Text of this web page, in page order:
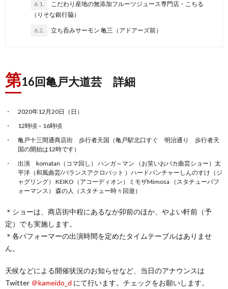
6.1.
こだわり産地の無添加フルーツジュース専門店・こちる
（りそな銀行脇）
6.2. 立ち呑みサーモン 亀三（アドアーズ前）
第16回亀戸大道芸 詳細
2020年12月20日（日）
12時頃 – 16時頃
亀戸十三間通商店街 歩行者天国（亀戸駅北口すぐ 明治通り 歩行者天
国の開始は12時です）
出演 komatan（コマ回し） ハンガ～マン （お笑いおバカ曲芸ショー）太
平洋（和風曲芸/バランスアクロバット ）ハードパンチャーしんのすけ（ジ
ャグリング） KEIKO（アコーディオン）ミモザMimosa （スタチューパフ
ォーマンス） 森の人（スタチュー時々回遊）
＊ショーは、商店街中程にあるなか卯前のほか、やよい軒前（予
定）でも実施します。
＊各パフォーマーの出演時間を定めたタイムテーブルはありませ
ん。
天候などによる開催状況のお知らせなど、当日のアナウンスは
Twitter ＠kameido_d にて行います。チェックをお願いします。